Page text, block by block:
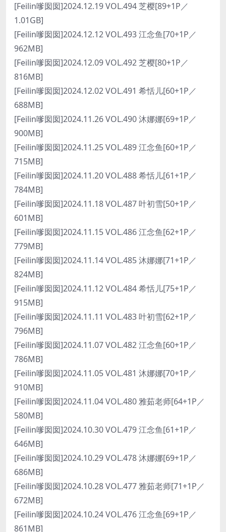
[Feilin嗲囡囡]2024.12.19 VOL.494 芝樱[89+1P／
1.01GB]
[Feilin嗲囡囡]2024.12.12 VOL.493 江念鱼[70+1P／
962MB]
[Feilin嗲囡囡]2024.12.09 VOL.492 芝樱[80+1P／
816MB]
[Feilin嗲囡囡]2024.12.02 VOL.491 希恬儿[60+1P／
688MB]
[Feilin嗲囡囡]2024.11.26 VOL.490 沐娜娜[69+1P／
900MB]
[Feilin嗲囡囡]2024.11.25 VOL.489 江念鱼[60+1P／
715MB]
[Feilin嗲囡囡]2024.11.20 VOL.488 希恬儿[61+1P／
784MB]
[Feilin嗲囡囡]2024.11.18 VOL.487 叶初雪[50+1P／
601MB]
[Feilin嗲囡囡]2024.11.15 VOL.486 江念鱼[62+1P／
779MB]
[Feilin嗲囡囡]2024.11.14 VOL.485 沐娜娜[71+1P／
824MB]
[Feilin嗲囡囡]2024.11.12 VOL.484 希恬儿[75+1P／
915MB]
[Feilin嗲囡囡]2024.11.11 VOL.483 叶初雪[62+1P／
796MB]
[Feilin嗲囡囡]2024.11.07 VOL.482 江念鱼[60+1P／
786MB]
[Feilin嗲囡囡]2024.11.05 VOL.481 沐娜娜[70+1P／
910MB]
[Feilin嗲囡囡]2024.11.04 VOL.480 雅茹老师[64+1P／
580MB]
[Feilin嗲囡囡]2024.10.30 VOL.479 江念鱼[61+1P／
646MB]
[Feilin嗲囡囡]2024.10.29 VOL.478 沐娜娜[69+1P／
686MB]
[Feilin嗲囡囡]2024.10.28 VOL.477 雅茹老师[71+1P／
672MB]
[Feilin嗲囡囡]2024.10.24 VOL.476 江念鱼[69+1P／
861MB]